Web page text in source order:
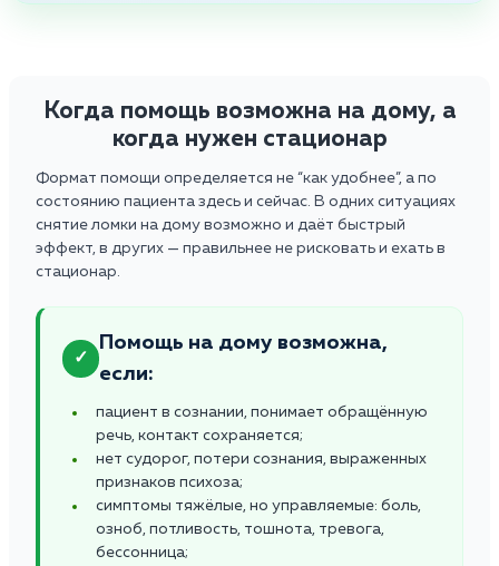
Когда помощь возможна на дому, а
когда нужен стационар
Формат помощи определяется не “как удобнее”, а по
состоянию пациента здесь и сейчас. В одних ситуациях
снятие ломки на дому возможно и даёт быстрый
эффект, в других — правильнее не рисковать и ехать в
стационар.
✓
Помощь на дому возможна,
если:
пациент в сознании, понимает обращённую
речь, контакт сохраняется;
нет судорог, потери сознания, выраженных
признаков психоза;
симптомы тяжёлые, но управляемые: боль,
озноб, потливость, тошнота, тревога,
бессонница;